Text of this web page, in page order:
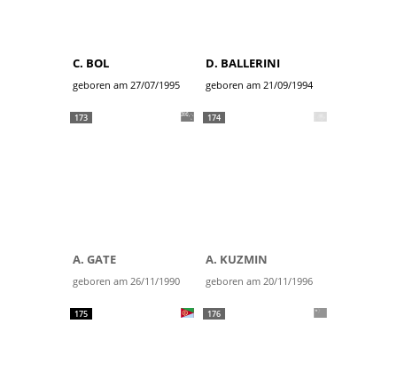
C. BOL
geboren am 27/07/1995
D. BALLERINI
geboren am 21/09/1994
173
A. GATE
geboren am 26/11/1990
174
A. KUZMIN
geboren am 20/11/1996
175 176